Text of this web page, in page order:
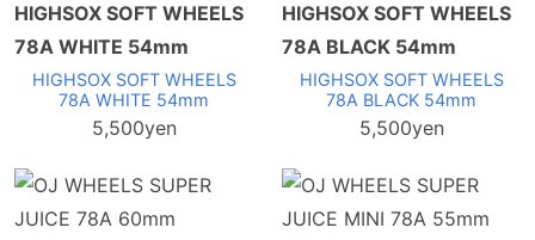
HIGHSOX SOFT WHEELS
78A WHITE 54mm
HIGHSOX SOFT WHEELS
78A WHITE 54mm
5,500yen
HIGHSOX SOFT WHEELS
78A BLACK 54mm
HIGHSOX SOFT WHEELS
78A BLACK 54mm
5,500yen